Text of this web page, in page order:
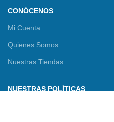
CONÓCENOS
Mi Cuenta
Quienes Somos
Nuestras Tiendas
NUESTRAS POLÍTICAS